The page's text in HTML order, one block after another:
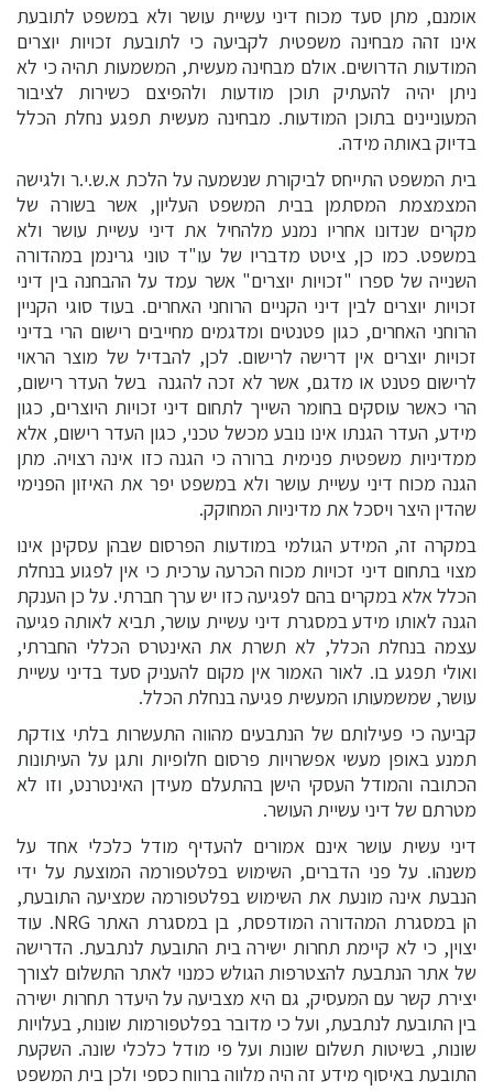
אומנם, מתן סעד מכוח דיני עשיית עושר ולא במשפט לתובעת
אינו זהה מבחינה משפטית לקביעה כי לתובעת זכויות יוצרים
המודעות הדרושים. אולם מבחינה מעשית, המשמעות תהיה כי לא
ניתן יהיה להעתיק תוכן מודעות ולהפיצם כשירות לציבור
המעוניינים בתוכן המודעות. מבחינה מעשית תפגע נחלת הכלל
בדיוק באותה מידה.
בית המשפט התייחס לביקורת שנשמעה על הלכת א.ש.י.ר ולגישה
המצמצמת המסתמן בבית המשפט העליון, אשר בשורה של
מקרים שנדונו אחריו נמנע מלהחיל את דיני עשיית עושר ולא
במשפט. כמו כן, ציטט מדבריו של עו"ד טוני גרינמן במהדורה
השנייה של ספרו "זכויות יוצרים" אשר עמד על ההבחנה בין דיני
זכויות יוצרים לבין דיני הקניים הרוחני האחרים. בעוד סוגי הקניין
הרוחני האחרים, כגון פטנטים ומדגמים מחייבים רישום הרי בדיני
זכויות יוצרים אין דרישה לרישום. לכן, להבדיל של מוצר הראוי
לרישום פטנט או מדגם, אשר לא זכה להגנה בשל העדר רישום,
הרי כאשר עוסקים בחומר השייך לתחום דיני זכויות היוצרים, כגון
מידע, העדר הגנתו אינו נובע מכשל טכני, כגון העדר רישום, אלא
ממדיניות משפטית פנימית ברורה כי הגנה כזו אינה רצויה. מתן
הגנה מכוח דיני עשיית עושר ולא במשפט יפר את האיזון הפנימי
שהדין היצר ויסכל את מדיניות המחוקק.
במקרה זה, המידע הגולמי במודעות הפרסום שבהן עסקינן אינו
מצוי בתחום דיני זכויות מכוח הכרעה ערכית כי אין לפגוע בנחלת
הכלל אלא במקרים בהם לפגיעה כזו יש ערך חברתי. על כן הענקת
הגנה לאותו מידע במסגרת דיני עשיית עושר, תביא לאותה פגיעה
עצמה בנחלת הכלל, לא תשרת את האינטרס הכללי החברתי,
ואולי תפגע בו. לאור האמור אין מקום להעניק סעד בדיני עשיית
עושר, שמשמעותו המעשית פגיעה בנחלת הכלל.
קביעה כי פעילותם של הנתבעים מהווה התעשרות בלתי צודקת
תמנע באופן מעשי אפשרויות פרסום חלופיות ותגן על העיתונות
הכתובה והמודל העסקי הישן בהתעלם מעידן האינטרנט, וזו לא
מטרתם של דיני עשיית העושר.
דיני עשית עושר אינם אמורים להעדיף מודל כלכלי אחד על
משנהו. על פני הדברים, השימוש בפלטפורמה המוצעת על ידי
הנבעת אינה מונעת את השימוש בפלטפורמה שמציעה התובעת,
הן במסגרת המהדורה המודפסת, בן במסגרת האתר NRG. עוד
יצוין, כי לא קיימת תחרות ישירה בית התובעת לנתבעת. הדרישה
של אתר הנתבעת להצטרפות הגולש כמנוי לאתר התשלום לצורך
יצירת קשר עם המעסיק, גם היא מצביעה על היעדר תחרות ישירה
בין התובעת לנתבעת, ועל כי מדובר בפלטפורמות שונות, בעלויות
שונות, בשיטות תשלום שונות ועל פי מודל כלכלי שונה. השקעת
התובעת באיסוף מידע זה היה מלווה ברווח כספי ולכן בית המשפט